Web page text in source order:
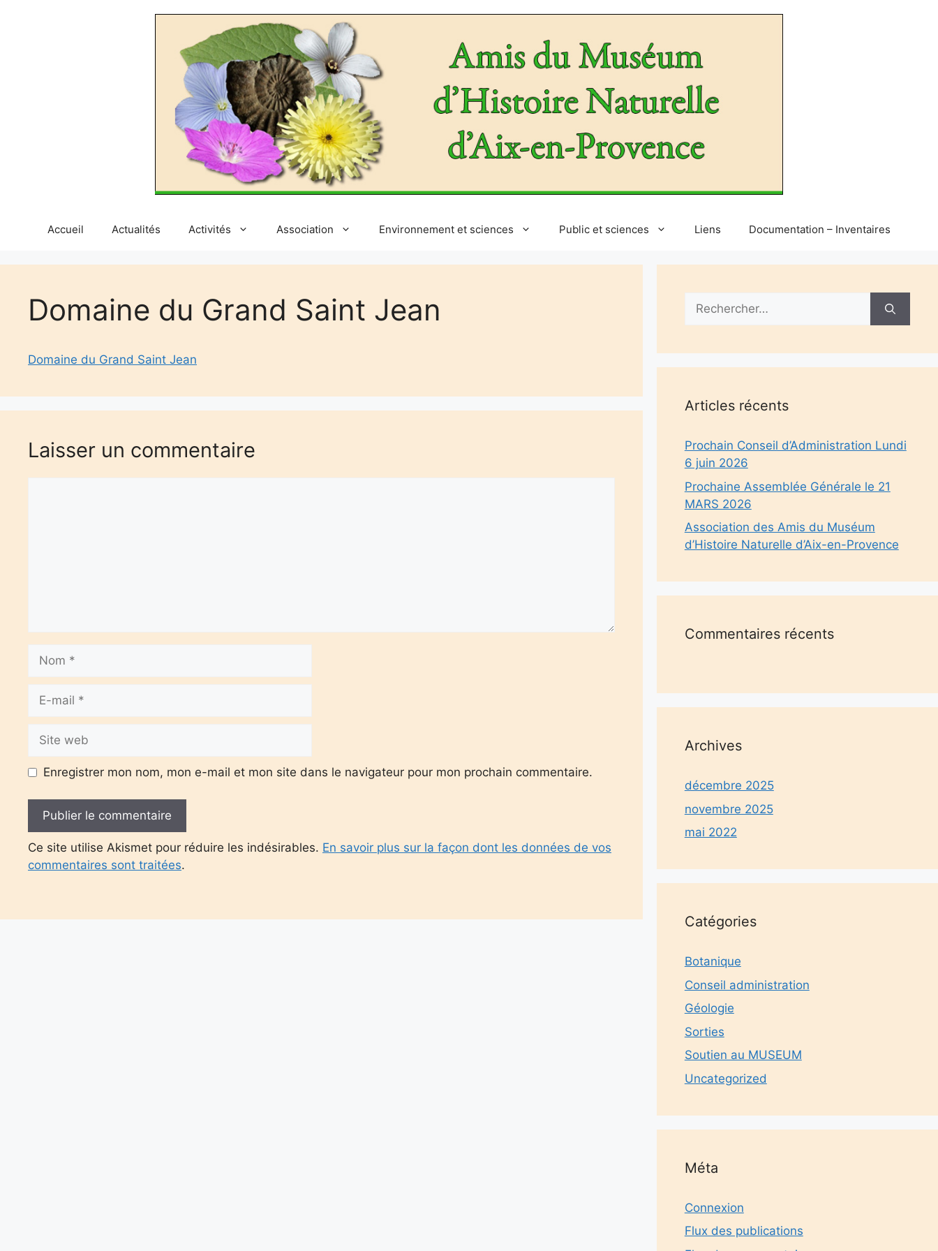
Accueil Actualités Activités Association Environnement et sciences Public et sciences Liens Documentation – Inventaires
Domaine du Grand Saint Jean
Domaine du Grand Saint Jean
Laisser un commentaire
Nom
Site
web
Enregistrer mon nom, mon e-mail et mon site dans le navigateur pour mon prochain commentaire.
Ce site utilise Akismet pour réduire les indésirables. En savoir plus sur la façon dont les données de vos
commentaires sont traitées.
Rechercher :
Articles récents
Prochain Conseil d’Administration Lundi
6 juin 2026
Prochaine Assemblée Générale le 21
MARS 2026
Association des Amis du Muséum
d’Histoire Naturelle d’Aix-en-Provence
Commentaires récents
Archives
décembre 2025
novembre 2025
mai 2022
Catégories
Botanique
Conseil administration
Géologie
Sorties
Soutien au MUSEUM
Uncategorized
Méta
Connexion
Flux des publications